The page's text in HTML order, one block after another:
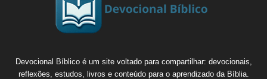
Devocional Bíblico é um site voltado para compartilhar: devocionais,
reflexões, estudos, livros e conteúdo para o aprendizado da Bíblia.